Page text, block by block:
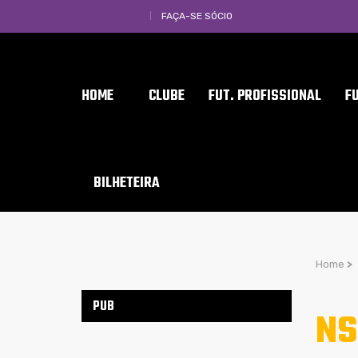
FAÇA-SE SÓCIO
HOME CLUBE FUT. PROFISSIONAL
BILHETEIRA
Home >
PUB